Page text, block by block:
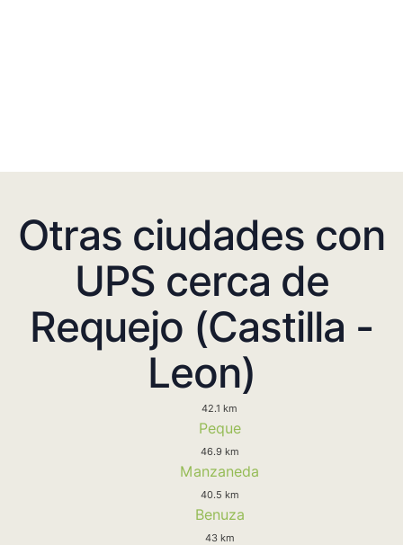
Otras ciudades con
UPS cerca de
Requejo (Castilla -
Leon)
42.1 km
Peque
46.9 km
Manzaneda
40.5 km
Benuza
43 km